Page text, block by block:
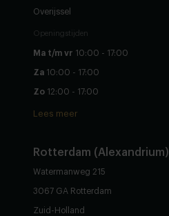
Overijssel
Openingstijden
Ma t/m vr 10:00 - 17:00
Za 10:00 - 17:00
Zo 12:00 - 17:00
Lees meer
Rotterdam (Alexandrium)
Watermanweg 215
3067 GA Rotterdam
Zuid-Holland